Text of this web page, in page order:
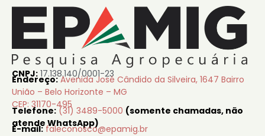
CNPJ: 17.138.140/0001-23
Endereço: Avenida José Cândido da Silveira, 1647 Bairro
União – Belo Horizonte – MG
CEP: 31170-495
Telefone: (31) 3489-5000 (somente chamadas, não
atende WhatsApp)
E-mail: faleconosco@epamig.br